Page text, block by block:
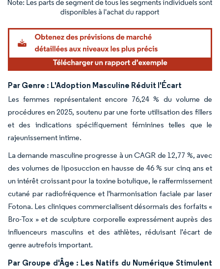
Image © Mordor Intelligence. La réutilisation nécessite une attribution sous CC BY
Par Genre : L'Adoption Masculine Réduit l'Écart
Les femmes représentaient encore 76,24 % du volume de
procédures en 2025, soutenu par une forte utilisation des fillers
et des indications spécifiquement féminines telles que le
rajeunissement intime.
La demande masculine progresse à un CAGR de 12,77 %, avec
des volumes de liposuccion en hausse de 46 % sur cinq ans et
un intérêt croissant pour la toxine botulique, le raffermissement
cutané par radiofréquence et l'harmonisation faciale par laser
Fotona. Les cliniques commercialisent désormais des forfaits «
Bro-Tox » et de sculpture corporelle expressément auprès des
influenceurs masculins et des athlètes, réduisant l'écart de
genre autrefois important.
Par Groupe d'Âge : Les Natifs du Numérique Stimulent